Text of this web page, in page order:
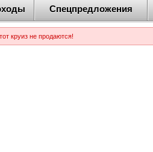
Спецпредложения
круиз не продаются!